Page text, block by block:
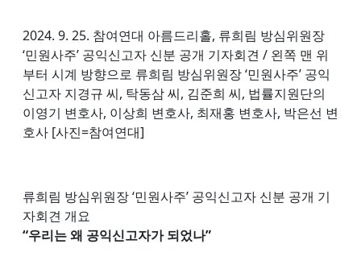
2024. 9. 25. 참여연대 아름드리홀, 류희림 방심위원장
‘민원사주’ 공익신고자 신분 공개 기자회견 / 왼쪽 맨 위
부터 시계 방향으로 류희림 방심위원장 ‘민원사주’ 공익
신고자 지경규 씨, 탁동삼 씨, 김준희 씨, 법률지원단의
이영기 변호사, 이상희 변호사, 최재홍 변호사, 박은선 변
호사 [사진=참여연대]
류희림 방심위원장 ‘민원사주’ 공익신고자 신분 공개 기
자회견 개요
“우리는 왜 공익신고자가 되었나”